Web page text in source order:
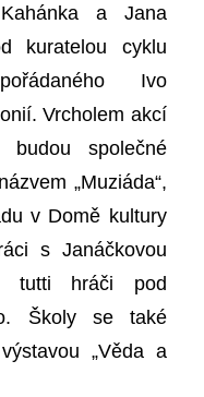
a Jana
kuratelou cyklu
Ivo
Vrcholem akcí
budou společné
„Muziáda“,
v Domě kultury
s Janáčkovou
tutti hráči pod
Školy se také
„Věda a